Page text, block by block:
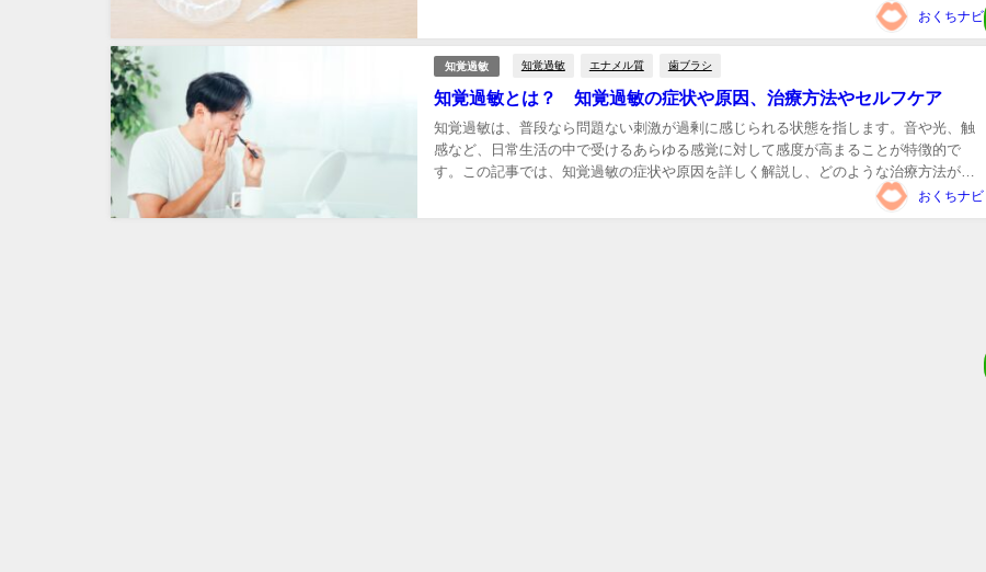
い、または酸っぱいものを食べたり飲んだりするとき、または冷たい氷を食べたと
き、歯ブラシな...
おくちナビ
知覚過敏 知覚過敏 エナメル質 歯ブラシ
知覚過敏とは？ 知覚過敏の症状や原因、治療方法やセルフケア
知覚過敏は、普段なら問題ない刺激が過剰に感じられる状態を指します。音や光、触
感など、日常生活の中で受けるあらゆる感覚に対して感度が高まることが特徴的で
す。この記事では、知覚過敏の症状や原因を詳しく解説し、どのような治療方法が存
在するのか、また日常生活でどのようなセルフケアが有効なのかについても探りま
す。知覚過敏に悩むあ...
おくちナビ